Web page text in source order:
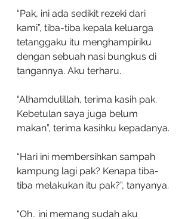
“Pak, ini ada sedikit rezeki dari
kami”, tiba-tiba kepala keluarga
tetanggaku itu menghampiriku
dengan sebuah nasi bungkus di
tangannya. Aku terharu.
“Alhamdulillah, terima kasih pak.
Kebetulan saya juga belum
makan”, terima kasihku kepadanya.
“Hari ini membersihkan sampah
kampung lagi pak? Kenapa tiba-
tiba melakukan itu pak?”, tanyanya.
“Oh.. ini memang sudah aku